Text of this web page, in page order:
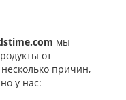
мы
от
причин,
у нас: